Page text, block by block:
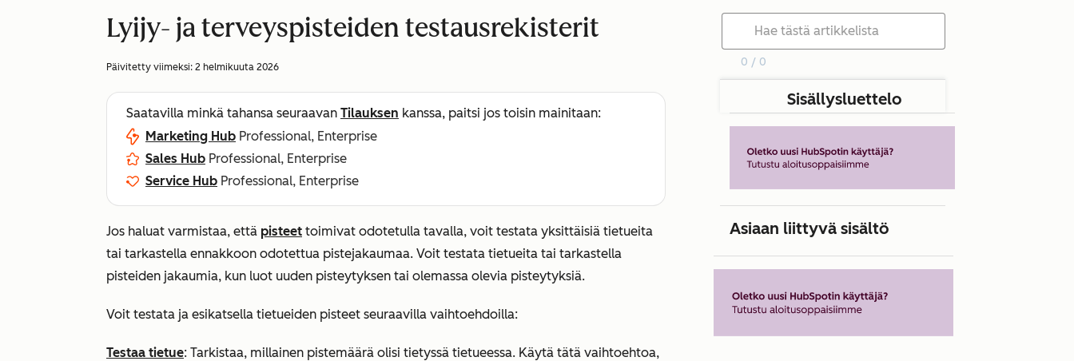
Lyijy- ja terveyspisteiden testausrekisterit
Päivitetty viimeksi: 2 helmikuuta 2026
Saatavilla minkä tahansa seuraavan Tilauksen kanssa, paitsi jos toisin mainitaan:
Marketing Hub Professional, Enterprise
Sales Hub Professional, Enterprise
Service Hub Professional, Enterprise
Jos haluat varmistaa, että pisteet toimivat odotetulla tavalla, voit testata yksittäisiä tietueita
tai tarkastella ennakkoon odotettua pistejakaumaa. Voit testata tietueita tai tarkastella
pisteiden jakaumia, kun luot uuden pisteytyksen tai olemassa olevia pisteytyksiä.
Voit testata ja esikatsella tietueiden pisteet seuraavilla vaihtoehdoilla:
Testaa tietue: Tarkistaa, millainen pistemäärä olisi tietyssä tietueessa. Käytä tätä vaihtoehtoa,
0 / 0
Sisällysluettelo
Asiaan liittyvä sisältö